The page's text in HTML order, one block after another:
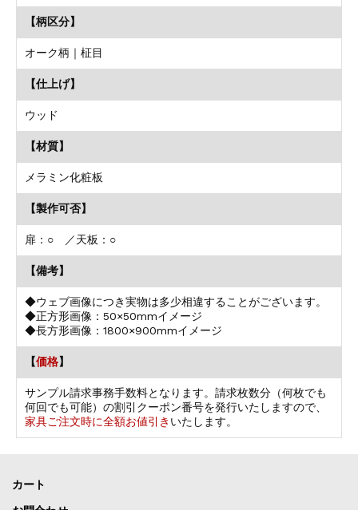
【柄区分】
オーク柄｜柾目
【仕上げ】
ウッド
【材質】
メラミン化粧板
【製作可否】
扉：○ ／天板：○
【備考】
◆ウェブ画像につき実物は多少相違することがございます。
◆正方形画像：50×50mmイメージ
◆長方形画像：1800×900mmイメージ
【価格】
サンプル請求事務手数料となります。請求枚数分（何枚でも
何回でも可能）の割引クーポン番号を発行いたしますので、
家具ご注文時に全額お値引き いたします。
カート